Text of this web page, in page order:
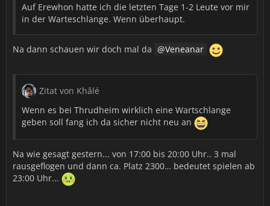
Auf Erewhon hatte ich die letzten Tage 1-2 Leute vor mir
in der Warteschlange. Wenn überhaupt.
Na dann schauen wir doch mal da Veneanar
Zitat von Khâlé
Wenn es bei Thrudheim wirklich eine Wartschlange
geben soll fang ich da sicher nicht neu an
Na wie gesagt gestern... von 17:00 bis 20:00 Uhr.. 3 mal
rausgeflogen und dann ca. Platz 2300… bedeutet spielen ab
23:00 Uhr...